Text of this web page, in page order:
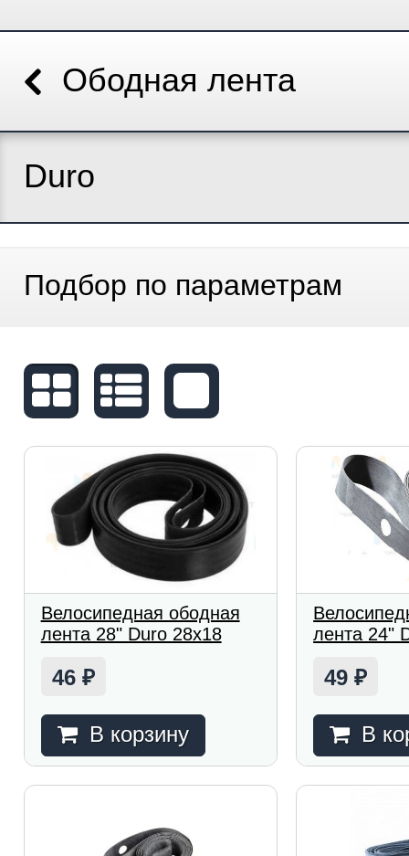
Ободная лента
Duro
Подбор по параметрам
Велосипедная ободная
лента 28" Duro 28х18
46 ₽
В корзину
лента 24"
49₽
В